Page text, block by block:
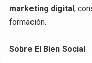
marketing digital,
formación.
Sobre El Bien Social